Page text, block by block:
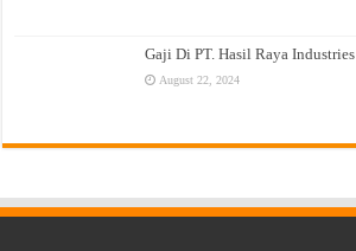
Gaji Di PT. Hasil Raya Industries
August 22, 2024